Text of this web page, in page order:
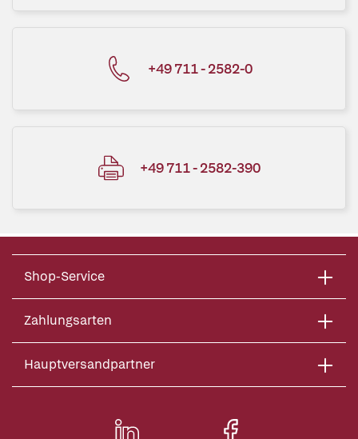
+49 711 - 2582-0
+49 711 - 2582-390
Shop-Service
Zahlungsarten
Hauptversandpartner